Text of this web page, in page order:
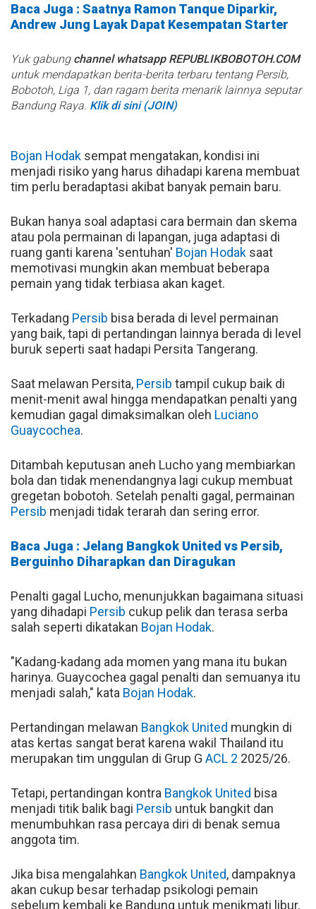
Baca Juga : Saatnya Ramon Tanque Diparkir,
Andrew Jung Layak Dapat Kesempatan Starter
Yuk gabung channel whatsapp REPUBLIKBOBOTOH.COM
untuk mendapatkan berita-berita terbaru tentang Persib,
Bobotoh, Liga 1, dan ragam berita menarik lainnya seputar
Bandung Raya. Klik di sini (JOIN)
Bojan Hodak sempat mengatakan, kondisi ini
menjadi risiko yang harus dihadapi karena membuat
tim perlu beradaptasi akibat banyak pemain baru.
Bukan hanya soal adaptasi cara bermain dan skema
atau pola permainan di lapangan, juga adaptasi di
ruang ganti karena 'sentuhan' Bojan Hodak saat
memotivasi mungkin akan membuat beberapa
pemain yang tidak terbiasa akan kaget.
Terkadang Persib bisa berada di level permainan
yang baik, tapi di pertandingan lainnya berada di level
buruk seperti saat hadapi Persita Tangerang.
Saat melawan Persita, Persib tampil cukup baik di
menit-menit awal hingga mendapatkan penalti yang
kemudian gagal dimaksimalkan oleh Luciano
Guaycochea.
Ditambah keputusan aneh Lucho yang membiarkan
bola dan tidak menendangnya lagi cukup membuat
gregetan bobotoh. Setelah penalti gagal, permainan
Persib menjadi tidak terarah dan sering error.
Baca Juga : Jelang Bangkok United vs Persib,
Berguinho Diharapkan dan Diragukan
Penalti gagal Lucho, menunjukkan bagaimana situasi
yang dihadapi Persib cukup pelik dan terasa serba
salah seperti dikatakan Bojan Hodak.
"Kadang-kadang ada momen yang mana itu bukan
harinya. Guaycochea gagal penalti dan semuanya itu
menjadi salah," kata Bojan Hodak.
Pertandingan melawan Bangkok United mungkin di
atas kertas sangat berat karena wakil Thailand itu
merupakan tim unggulan di Grup G ACL 2 2025/26.
Tetapi, pertandingan kontra Bangkok United bisa
menjadi titik balik bagi Persib untuk bangkit dan
menumbuhkan rasa percaya diri di benak semua
anggota tim.
Jika bisa mengalahkan Bangkok United, dampaknya
akan cukup besar terhadap psikologi pemain
sebelum kembali ke Bandung untuk menikmati libur,